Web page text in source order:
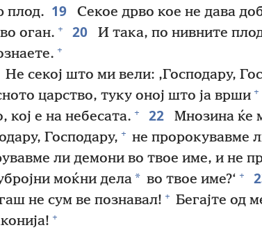
плод. 19
Секое дрво кое не дава
оган. + 20
И така, по нивните
+
Не секој што ми вели: ‚Господару,
царство, туку оној што ја врши +
кој е на небесата. + 22
Мнозина ќе
Господару, + не пророкувавме
ли демони во твое име, и не
моќни дела* во твое име?‘ +
не сум ве познавал! + Бегајте од
+